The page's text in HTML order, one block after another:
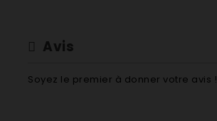
Avis
Soyez le premier à donner votre avis !